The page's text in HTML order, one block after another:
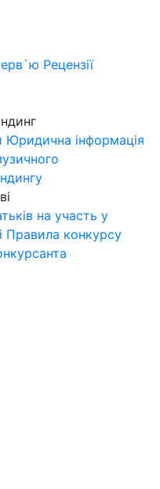
Рецензії
Юридична інформація
на участь у
Правила конкурсу